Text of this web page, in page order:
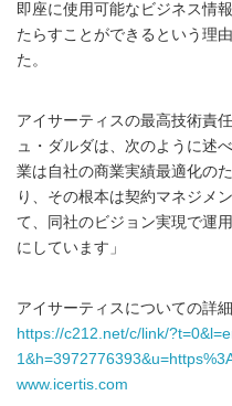
即座に使用可能なビジネス情
たらすことができるという理
た。
アイサーティスの最高技術責
ュ・ダルダは、次のように述
業は自社の商業実績最適化の
り、その根本は契約マネジメ
て、同社のビジョン実現で運
にしています」
アイサーティスについての詳
https://c212.net/c/link/
www.icertis.com